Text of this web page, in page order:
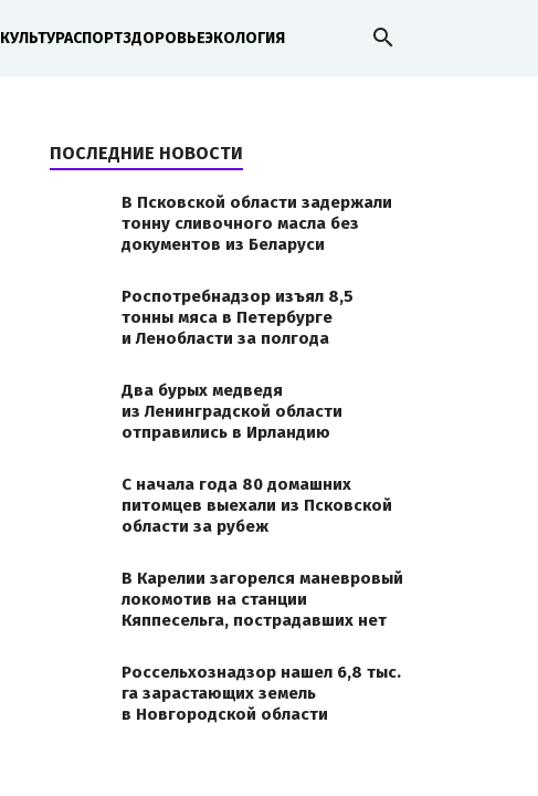
КУЛЬТУРАСПОРТЗДОРОВЬЕЭКОЛОГИЯ search
ПОСЛЕДНИЕ НОВОСТИ
В Псковской области задержали
тонну сливочного масла без
документов из Беларуси
Роспотребнадзор изъял 8,5
тонны мяса в Петербурге
и Ленобласти за полгода
Два бурых медведя
из Ленинградской области
отправились в Ирландию
С начала года 80 домашних
питомцев выехали из Псковской
области за рубеж
В Карелии загорелся маневровый
локомотив на станции
Кяппесельга, пострадавших нет
Россельхознадзор нашел 6,8 тыс.
га зарастающих земель
в Новгородской области